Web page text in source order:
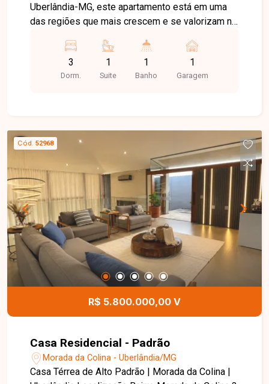
Uberlândia-MG, este apartamento está em uma
das regiões que mais crescem e se valorizam na
acesso às principais avenidas e proximidade
com supermercados, escolas, farmácias,
academias, restaurantes e diversos comércios e
distribuídos em sala ampla para 02 ambientes,
03 quartos, sendo 01 suíte, banheiro social,
cozinha espaçosa e bem planejada, além de área
de serviço independente. Os ambientes são
amplos, bem iluminados e funcionais,
proporcionando conforto e excelente
aproveitamento dos espaços para toda a família.
Esta é uma excelente oportunidade para quem
busca um apartamento térreo, moderno,
espaçoso e muito bem localizado no bairro Praça
Alto Umuarama. Agende uma visita e venha
conhecer todos os detalhes deste imóvel.
3
Dorm.
1
Suite
1
Banho
1
Garagem
Cód. 52968
R$ 5.800.000,00 V
Casa Residencial - Padrão
Morada da Colina - Uberlândia/MG
Casa Térrea de Alto Padrão | Morada da Colina |